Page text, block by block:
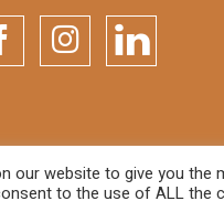
FOX Brasil
our website to give you the
to the use of ALL the